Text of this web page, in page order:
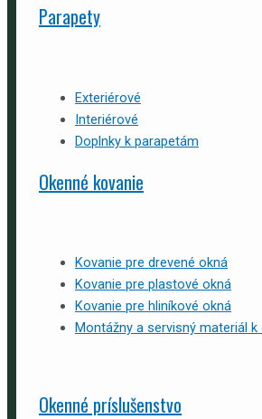
Parapety
Exteriérové
Interiérové
Doplnky k parapetám
Okenné kovanie
Kovanie pre drevené okná
Kovanie pre plastové okná
Kovanie pre hliníkové okná
Montážny a servisný materiál k
Okenné príslušenstvo